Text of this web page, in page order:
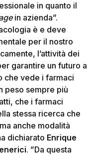
in quanto il
in azienda”.
è e deve
per il nostro
l’attività dei
garantire un futuro a
che vede i farmaci
peso sempre più
che i farmaci
stessa ricerca che
anche modalità
dichiarato Enrique
. ”Da questa